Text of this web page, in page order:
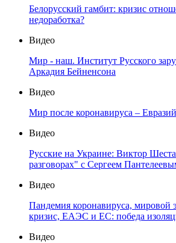
Белорусский гамбит: кризис
недоработка?
Видео
Мир - наш. Институт Русского
Аркадия Бейненсона
Видео
Мир после коронавируса –
Видео
Русские на Украине: Виктор
разговорах" с Сергеем
Видео
Пандемия коронавируса, мировой
кризис, ЕАЭС и ЕС: победа
Видео